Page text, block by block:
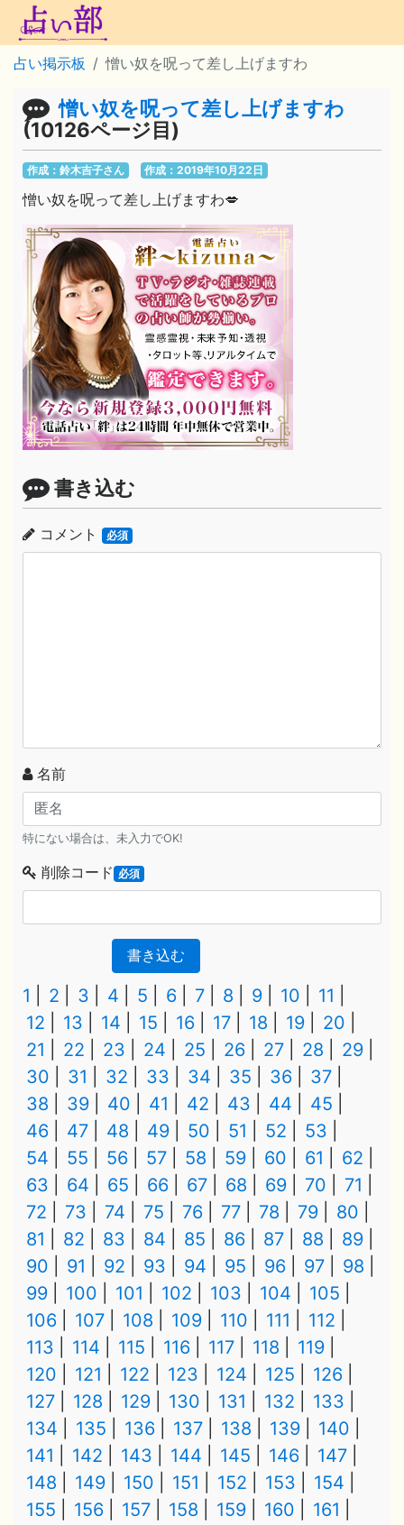
占い掲示板 憎い奴を呪って差し上げますわ
憎い奴を呪って差し上げますわ
(10126ページ目)
作成：鈴木吉子さん 作成：2019年10月22日
憎い奴を呪って差し上げますわ💋
書き込む
コメント 必須
名前
特にない場合は、未入力でOK!
削除コード 必須
書き込む
1 2 3 4 5 6 7 8 9 10
11
12
13 14 15 16 17 18 19
20
21
22 23 24 25 26 27 28
29
30
31 32 33 34 35 36
37
38
39 40 41 42 43 44
45
46
47 48 49 50 51 52
53
54
55 56 57 58 59 60 61
62
63
64 65 66 67 68 69 70
71
72
73 74 75 76 77 78 79
80
81
82 83 84 85 86 87 88
89
90
91 92 93 94 95 96 97
98
99
100 101 102 103 104
105
106
107 108 109 110 111
112
113
114 115 116 117 118
119
120
121 122 123 124 125
126
127
128 129 130 131 132
133
134
135 136 137 138 139
140
141
142 143 144 145 146
147
148
149 150 151 152 153
154
155
156 157 158 159 160
161